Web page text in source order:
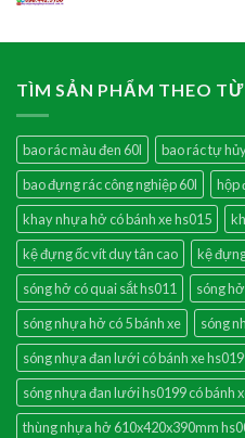
TÌM SẢN PHẨM THEO
bao rác màu đen 60l bao rác tự
bao đựng rác công nghiệp 60l
hộp
khay nhựa hở có bánh xe hs015
kệ đựng ốc vít duy tân cao
kệ
sóng hở có quai sắt hs011
sóng
sóng nhựa hở có 5 bánh xe
sóng
sóng nhựa đan lưới có bánh xe
sóng nhựa đan lưới hs0199 có bánh
thùng nhựa hở 610x420x390mm